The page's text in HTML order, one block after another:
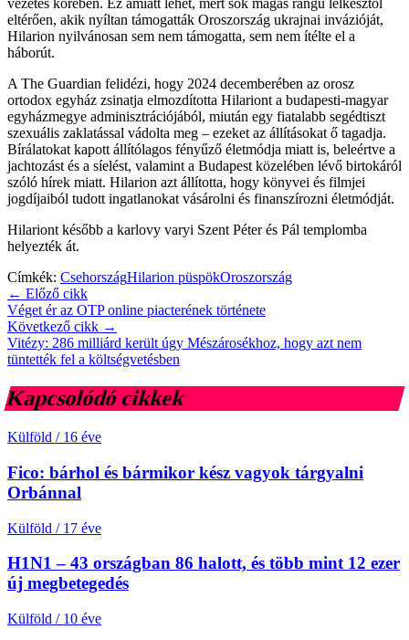
vezetés körében. Ez amiatt lehet, mert sok magas rangú lelkésztől
eltérően, akik nyíltan támogatták Oroszország ukrajnai invázióját,
Hilarion nyilvánosan sem nem támogatta, sem nem ítélte el a
háborút.
A The Guardian felidézi, hogy 2024 decemberében az orosz
ortodox egyház zsinatja elmozdította Hilariont a budapesti-magyar
egyházmegye adminisztrációjából, miután egy fiatalabb segédtiszt
szexuális zaklatással vádolta meg – ezeket az állításokat ő tagadja.
Bírálatokat kapott állítólagos fényűző életmódja miatt is, beleértve a
jachtozást és a síelést, valamint a Budapest közelében lévő birtokáról
szóló hírek miatt. Hilarion azt állította, hogy könyvei és filmjei
jogdíjaiból tudott ingatlanokat vásárolni és finanszírozni életmódját.
Hilariont később a karlovy varyi Szent Péter és Pál templomba
helyezték át.
Címkék: CsehországHilarion püspökOroszország
← Előző cikk
Véget ér az OTP online piacterének története
Következő cikk →
Vitézy: 286 milliárd került úgy Mészárosékhoz, hogy azt nem
tüntették fel a költségvetésben
Kapcsolódó cikkek
Külföld / 16 éve
Fico: bárhol és bármikor kész vagyok tárgyalni
Orbánnal
Külföld / 17 éve
H1N1 – 43 országban 86 halott, és több mint 12 ezer
új megbetegedés
Külföld / 10 éve